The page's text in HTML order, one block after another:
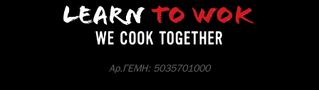
Αρ.ΓΕΜΗ: 5035701000